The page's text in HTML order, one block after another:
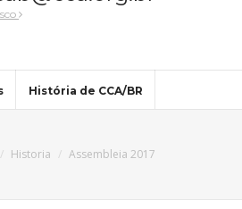
História de CCA/BR
Historia Assembleia 2017